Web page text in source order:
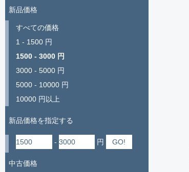
新品価格
すべての価格
1 - 1500 円
1500 - 3000 円
3000 - 5000 円
5000 - 10000 円
10000 円以上
新品価格を指定する
- 円
中古価格